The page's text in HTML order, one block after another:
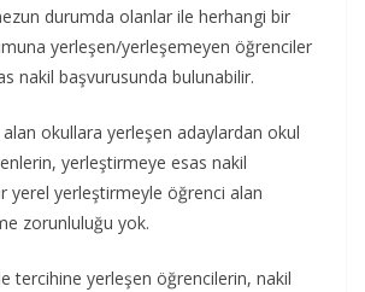
durumda olanlar ile herhangi bir
yerleşen/yerleşemeyen öğrenciler
nakil başvurusunda bulunabilir.
okullara yerleşen adaylardan okul
yerleştirmeye esas nakil
yerel yerleştirmeyle öğrenci alan
zorunluluğu yok.
tercihine yerleşen öğrencilerin, nakil